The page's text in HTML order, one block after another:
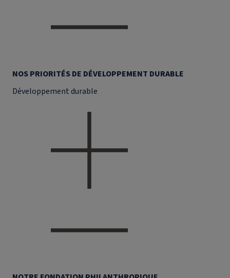
NOS PRIORITÉS DE DÉVELOPPEMENT DURABLE
Développement durable